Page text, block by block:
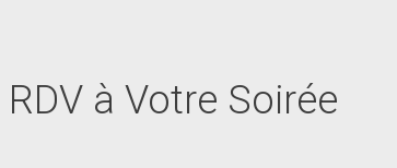
à Votre Soirée